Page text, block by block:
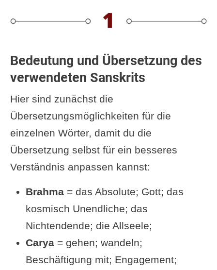
Wo wir stehen
Brahmacharya = sexuelle
Enthaltsamkeit?
Satchidananda
Alternative Interpretationen
Schöpferisch tätig sein – mit der
Schöpfung verbinden
Swami Venkatesananda über
Brahmacharya
Vitalität durch sexuelle
Zurückhaltung
Was bleibt sexuell erlaubt?
Bedeutung und Übersetzung des
verwendeten Sanskrits
Hier sind zunächst die
Übersetzungsmöglichkeiten für die
einzelnen Wörter, damit du die
Übersetzung selbst für ein besseres
Verständnis anpassen kannst:
Brahma= das Absolute; Gott; das
kosmisch Unendliche; das
Nichtendende; die Allseele;
Carya= gehen; wandeln;
Beschäftigung mit; Engagement;